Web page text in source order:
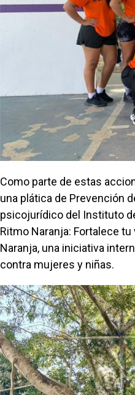
Como parte de estas
una plática de Prevención
psicojurídico del Instituto
Ritmo Naranja: Fortalece
Naranja, una iniciativa
contra mujeres y niñas.